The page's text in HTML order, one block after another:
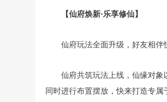
【仙府焕新·乐享修仙】
仙府玩法全面升级，好友相伴
仙府共筑玩法上线，仙缘对象
同时进行布置摆放，快来打造专